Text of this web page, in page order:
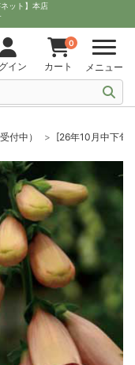
ネット】本店
イン
0
カート メニュー
付中） [26年10月中下旬